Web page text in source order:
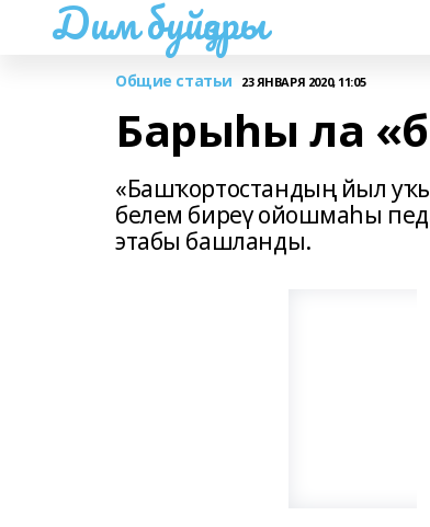
Дим буйҙары
Общие статьи 23 ЯНВАРЯ 2020, 11:05
Барыһы ла
«Башҡортостандың йыл
белем биреү ойошмаһы
этабы башланды.